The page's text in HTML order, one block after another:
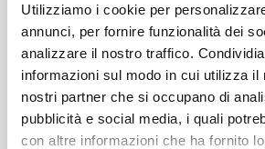
Utilizziamo i cookie per
annunci, per fornire funzionalità dei
analizzare il nostro traffico.
informazioni sul modo in cui utilizza il
nostri partner che si occupano di
pubblicità e social media, i quali
con altre informazioni che ha fornito